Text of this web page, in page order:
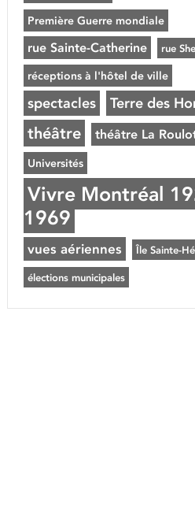
Première Guerre mondiale
rue Sainte-Catherine rue
réceptions à l'hôtel de ville
spectacles Terre des
théâtre théâtre La
Universités
Vivre Montréal
1969
vues aériennes Île Sainte-
élections municipales